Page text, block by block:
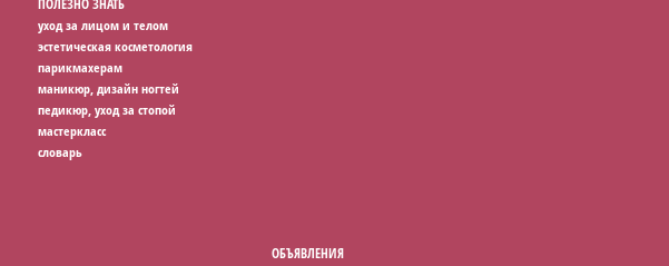
уход за лицом и телом
эстетическая косметология
парикмахерам
маникюр, дизайн ногтей
педикюр, уход за стопой
мастеркласс
словарь
ОБЪЯВЛЕНИЯ